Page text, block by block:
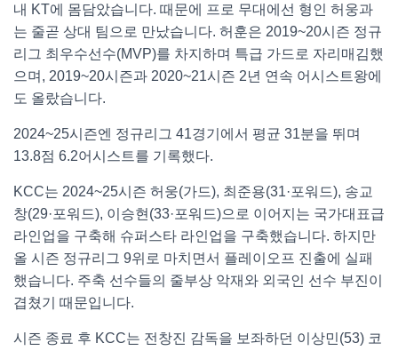
내 KT에 몸담았습니다. 때문에 프로 무대에선 형인 허웅과
는 줄곧 상대 팀으로 만났습니다. 허훈은 2019~20시즌 정규
리그 최우수선수(MVP)를 차지하며 특급 가드로 자리매김했
으며, 2019~20시즌과 2020~21시즌 2년 연속 어시스트왕에
도 올랐습니다.
2024~25시즌엔 정규리그 41경기에서 평균 31분을 뛰며
13.8점 6.2어시스트를 기록했다.
KCC는 2024~25시즌 허웅(가드), 최준용(31·포워드), 송교
창(29·포워드), 이승현(33·포워드)으로 이어지는 국가대표급
라인업을 구축해 슈퍼스타 라인업을 구축했습니다. 하지만
올 시즌 정규리그 9위로 마치면서 플레이오프 진출에 실패
했습니다. 주축 선수들의 줄부상 악재와 외국인 선수 부진이
겹쳤기 때문입니다.
시즌 종료 후 KCC는 전창진 감독을 보좌하던 이상민(53) 코